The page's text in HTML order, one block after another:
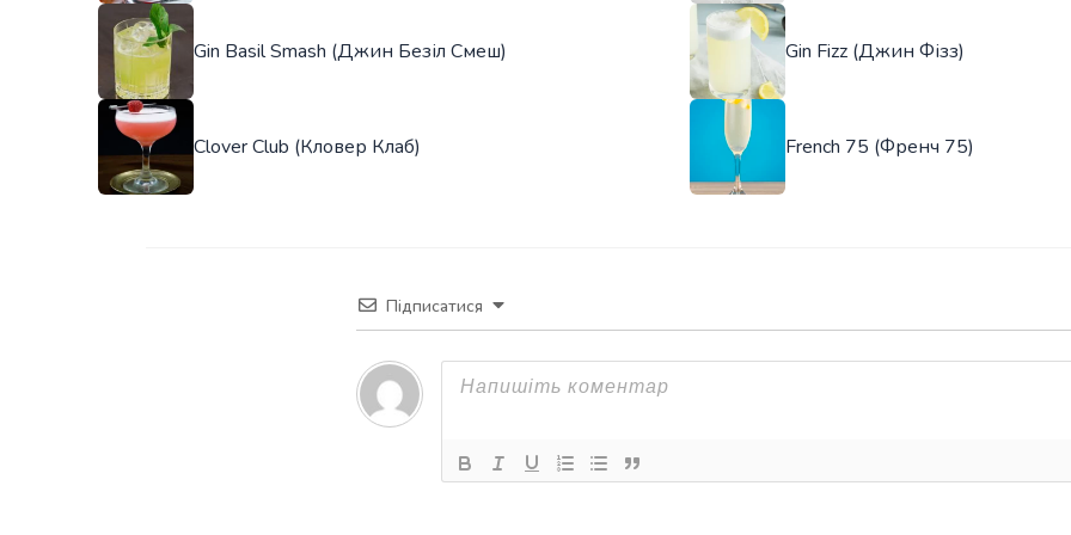
Gin Basil Smash (Джин Безіл Смеш) Gin Fizz (Джин Фізз)
Clover Club (Кловер Клаб) French 75 (Френч 75)
Підписатися